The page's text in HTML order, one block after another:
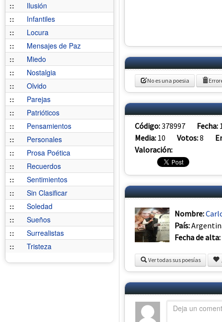
::
Ilusión
::
Infantiles
::
Locura
::
Mensajes de Paz
::
Miedo
::
Nostalgia
::
Olvido
::
Parejas
::
Patrióticos
::
Pensamientos
::
Personales
::
Prosa Poética
::
Recuerdos
::
Sentimientos
::
Sin Clasificar
::
Soledad
::
Sueños
::
Surrealistas
::
Tristeza
No es una poesia
Código:378997 Fecha:
Media: 10 Votos:8
Valoración:
Nombre:
País:
Fecha de alta:
Ver todas sus poesías